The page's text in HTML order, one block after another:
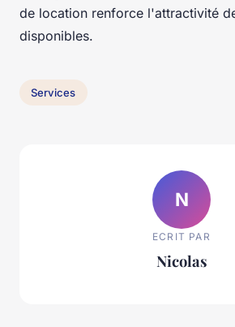
de location renforce l'attractivité
disponibles.
Services
N
ECRIT PAR
Nicolas